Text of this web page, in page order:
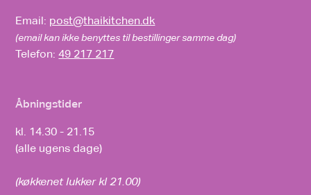
Email: post@thaikitchen.dk
(email kan ikke benyttes til bestillinger samme dag)
Telefon:49 217 217
Åbningstider
kl. 14.30 - 21.15
(alle ugens dage)
(køkkenet lukker kl 21.00)